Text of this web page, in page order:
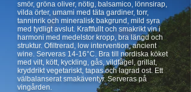
smör, gröna oliver, nötig, balsamico, lönnsirap,
vilda örter, umami med täta gardiner, torr,
tanninrik och mineralisk bakgrund, mild syra
med tydligt avslut. Kraftfullt och smakrikt vin i
harmoni med medelstor kropp, bra längd och
struktur. Ofiltrerad, low intervention, ancient
wine. Serveras 14-16°C. Bra till nordiska köket
med vilt, kött, kyckling, gås, vildfågel, grillat,
kryddrikt vegetariskt, tapas och lagrad ost. Ett
välbalanserat smakäventyr. Serveras på
vingården.